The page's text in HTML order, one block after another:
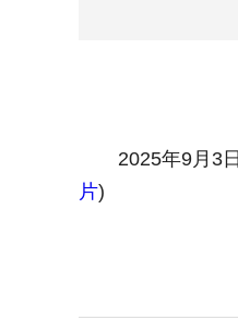
2025年9月3日
片)